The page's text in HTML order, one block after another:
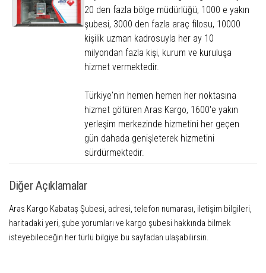
20 den fazla bölge müdürlüğü, 1000 e yakın
şubesi, 3000 den fazla araç filosu, 10000
kişilik uzman kadrosuyla her ay 10
milyondan fazla kişi, kurum ve kuruluşa
hizmet vermektedir.
Türkiye'nin hemen hemen her noktasına
hizmet götüren Aras Kargo, 1600'e yakın
yerleşim merkezinde hizmetini her geçen
gün dahada genişleterek hizmetini
sürdürmektedir.
Diğer Açıklamalar
Aras Kargo Kabataş Şubesi, adresi, telefon numarası, iletişim bilgileri,
haritadaki yeri, şube yorumları ve kargo şubesi hakkında bilmek
isteyebileceğin her türlü bilgiye bu sayfadan ulaşabilirsin.